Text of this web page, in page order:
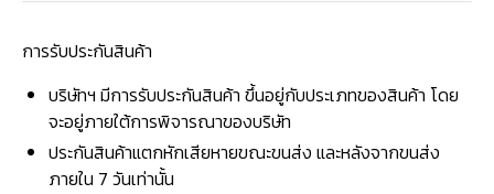
การรับประกันสินค้า
บริษัทฯ มีการรับประกันสินค้า ขึ้นอยู่กับประเภทของสินค้า โดย
จะอยู่ภายใต้การพิจารณาของบริษัท
ประกันสินค้าแตกหักเสียหายขณะขนส่ง และหลังจากขนส่ง
ภายใน 7 วันเท่านั้น